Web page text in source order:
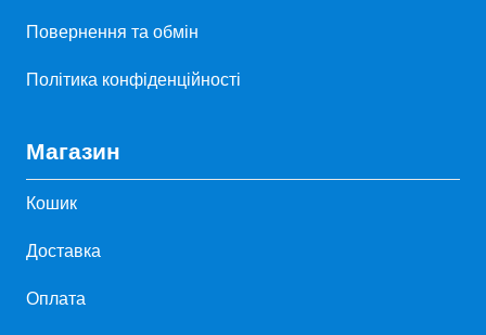
Повернення та обмін
Політика конфіденційності
Магазин
Кошик
Доставка
Оплата